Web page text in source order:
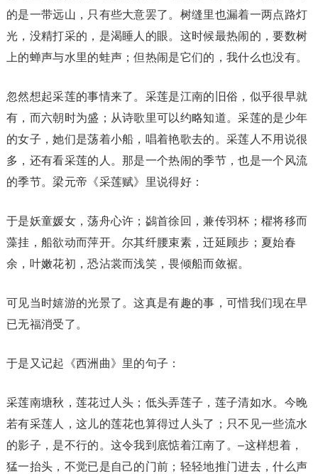
的是一带远山，只有些大意罢了。树缝里也漏着一两点路灯
光，没精打采的，是渴睡人的眼。这时候最热闹的，要数树
上的蝉声与水里的蛙声；但热闹是它们的，我什么也没有。
忽然想起采莲的事情来了。采莲是江南的旧俗，似乎很早就
有，而六朝时为盛；从诗歌里可以约略知道。采莲的是少年
的女子，她们是荡着小船，唱着艳歌去的。采莲人不用说很
多，还有看采莲的人。那是一个热闹的季节，也是一个风流
的季节。梁元帝《采莲赋》里说得好：
于是妖童媛女，荡舟心许；鷁首徐回，兼传羽杯；欋将移而
藻挂，船欲动而萍开。尔其纤腰束素，迁延顾步；夏始春
余，叶嫩花初，恐沾裳而浅笑，畏倾船而敛裾。
可见当时嬉游的光景了。这真是有趣的事，可惜我们现在早
已无福消受了。
于是又记起《西洲曲》里的句子：
采莲南塘秋，莲花过人头；低头弄莲子，莲子清如水。今晚
若有采莲人，这儿的莲花也算得过人头了；只不见一些流水
的影子，是不行的。这令我到底惦着江南了。–这样想着，
猛一抬头，不觉已是自己的门前；轻轻地推门进去，什么声